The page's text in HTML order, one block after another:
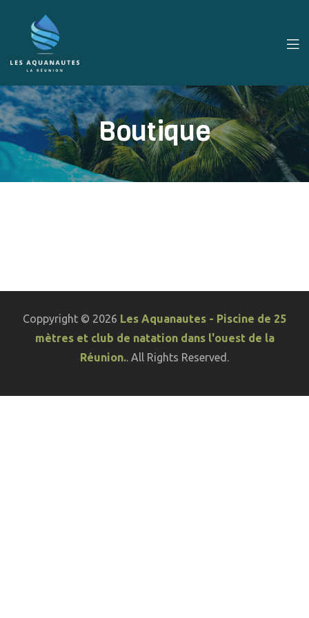
Boutique
Coppyright © 2026 Les Aquanautes - Piscine de 25
mètres et club de natation dans l'ouest de la
Réunion.. All Rights Reserved.